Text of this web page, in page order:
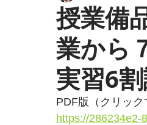
授業備
業から
実習6
PDF版（クリック
https://286234e2-